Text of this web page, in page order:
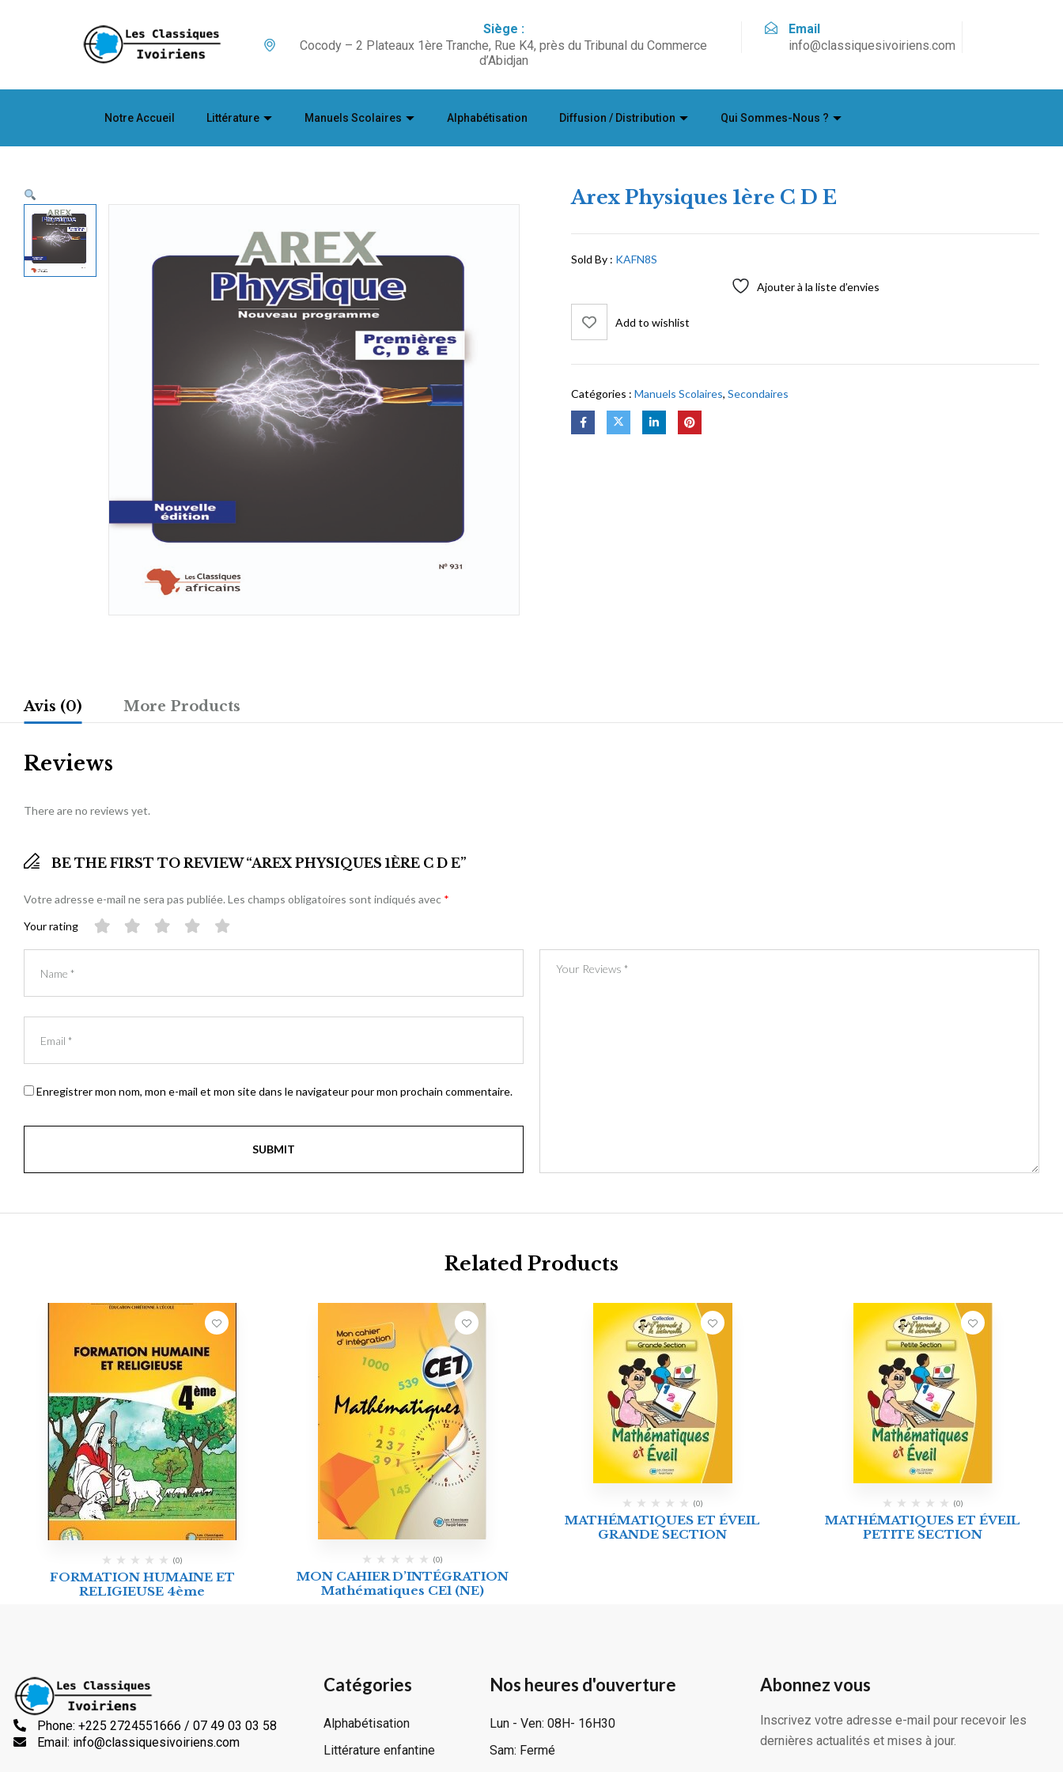
Siège :
Cocody – 2 Plateaux 1ère Tranche, Rue K4, près du Tribunal du Commerce
d’Abidjan
Email
info@classiquesivoiriens.com
Notre Accueil Littérature Manuels Scolaires Alphabétisation Diffusion / Distribution Qui Sommes-Nous ?
Arex Physiques 1ère C D E
Sold By : KAFN8S
Ajouter à la liste d’envies
Add to wishlist
Catégories : Manuels Scolaires, Secondaires
Avis (0) More Products
Reviews
There are no reviews yet.
BE THE FIRST TO REVIEW “AREX PHYSIQUES 1ÈRE C D E”
Votre adresse e-mail ne sera pas publiée.Les champs obligatoires sont indiqués avec *
Your rating
Enregistrer mon nom, mon e-mail et mon site dans le navigateur pour mon prochain commentaire.
Related Products
(0)
FORMATION HUMAINE ET
RELIGIEUSE 4ème
(0)
MON CAHIER D’INTÉGRATION
Mathématiques CE1 (NE)
(0)
MATHÉMATIQUES ET ÉVEIL
GRANDE SECTION
(0)
MATHÉMATIQUES ET ÉVEIL
PETITE SECTION
Phone: +225 2724551666 / 07 49 03 03 58
Email: info@classiquesivoiriens.com
Catégories
Alphabétisation
Littérature enfantine
Nos heures d'ouverture
Lun - Ven: 08H- 16H30
Sam: Fermé
Abonnez vous
Inscrivez votre adresse e-mail pour recevoir les
dernières actualités et mises à jour.